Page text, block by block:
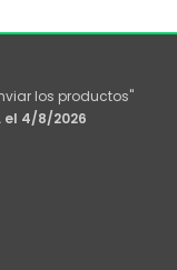
los productos"
el 4/8/2026